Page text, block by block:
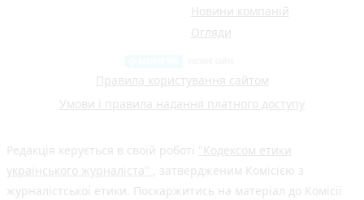
Новини компаній
Огляди
Правила користування сайтом
Умови і правила надання платного доступу
Редакція керується в своїй роботі "Кодексом етики
українського журналіста" , затвердженим Комісією з
журналістської етики. Поскаржитись на матеріал до Комісії